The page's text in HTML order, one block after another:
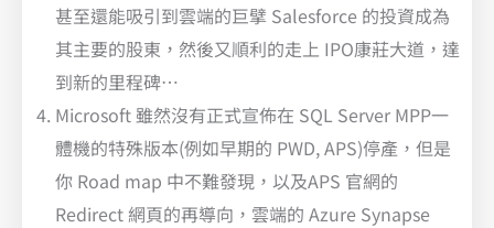
甚至還能吸引到雲端的巨擘 Salesforce 的投資成為
其主要的股東，然後又順利的走上 IPO康莊大道，達
到新的里程碑…
Microsoft 雖然沒有正式宣佈在 SQL Server MPP一
體機的特殊版本(例如早期的 PWD, APS)停產，但是
你 Road map 中不難發現，以及APS 官網的
Redirect 網頁的再導向，雲端的 Azure Synapse